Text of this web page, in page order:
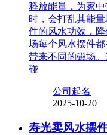
释放能量，为家
时，会打乱其能
件的风水功效，
场每个风水摆件
带来不同的磁场
碰
公司起名
2025-10-20
寿光卖风水摆